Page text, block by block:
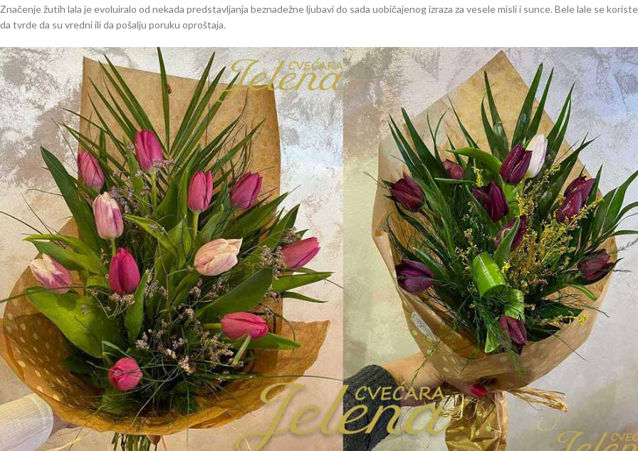
Značenje žutih lala je evoluiralo od nekada predstavljanja beznadežne ljubavi do sada uobičajenog izraza za vesele misli i sunce. Bele lale se koriste
da tvrde da su vredni ili da pošalju poruku oproštaja.